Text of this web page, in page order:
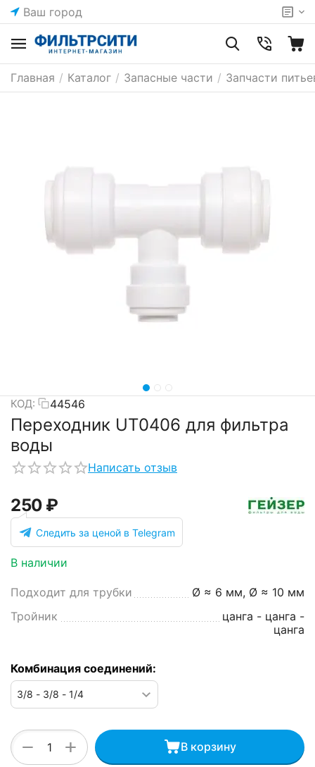
Ваш город
Главная / Каталог / Запасные части / Запчасти
КОД: 44546
Переходник UT0406 для фильтра
воды
Написать отзыв
‍250‍ ₽
Следить за ценой в Telegram
В наличии
Подходит для трубки
Ø ≈ 6 мм, Ø ≈ 10 мм
Тройник
цанга - цанга -
цанга
Комбинация соединений:
+
− В корзину